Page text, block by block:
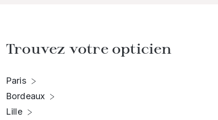
Trouvez votre opticien
Paris
Bordeaux
Lille